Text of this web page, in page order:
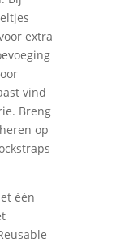
extra
vind
Breng
op
één